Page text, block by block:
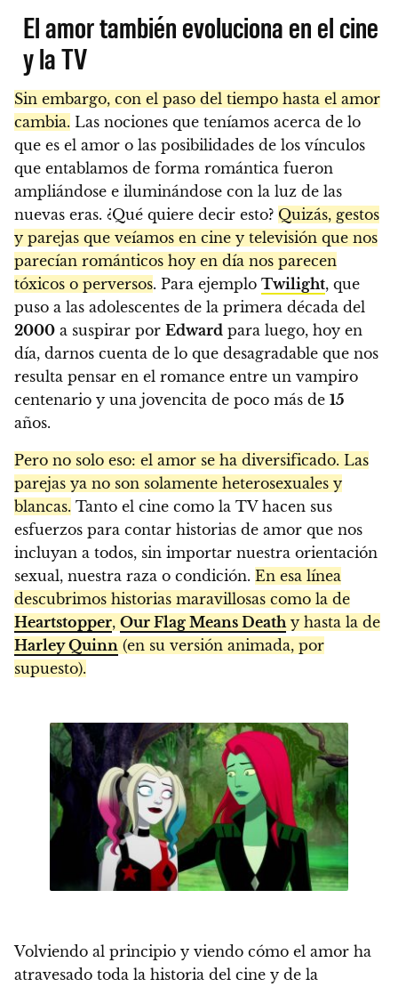
El amor también evoluciona en el cine
y la TV
Sin embargo, con el paso del tiempo hasta el amor
cambia. Las nociones que teníamos acerca de lo
que es el amor o las posibilidades de los vínculos
que entablamos de forma romántica fueron
ampliándose e iluminándose con la luz de las
nuevas eras. ¿Qué quiere decir esto? Quizás, gestos
y parejas que veíamos en cine y televisión que nos
parecían románticos hoy en día nos parecen
tóxicos o perversos. Para ejemplo Twilight, que
puso a las adolescentes de la primera década del
2000 a suspirar por Edward para luego, hoy en
día, darnos cuenta de lo que desagradable que nos
resulta pensar en el romance entre un vampiro
centenario y una jovencita de poco más de 15
años.
Pero no solo eso: el amor se ha diversificado. Las
parejas ya no son solamente heterosexuales y
blancas. Tanto el cine como la TV hacen sus
esfuerzos para contar historias de amor que nos
incluyan a todos, sin importar nuestra orientación
sexual, nuestra raza o condición. En esa línea
descubrimos historias maravillosas como la de
Heartstopper, Our Flag Means Death y hasta la de
Harley Quinn (en su versión animada, por
supuesto).
Volviendo al principio y viendo cómo el amor ha
atravesado toda la historia del cine y de la